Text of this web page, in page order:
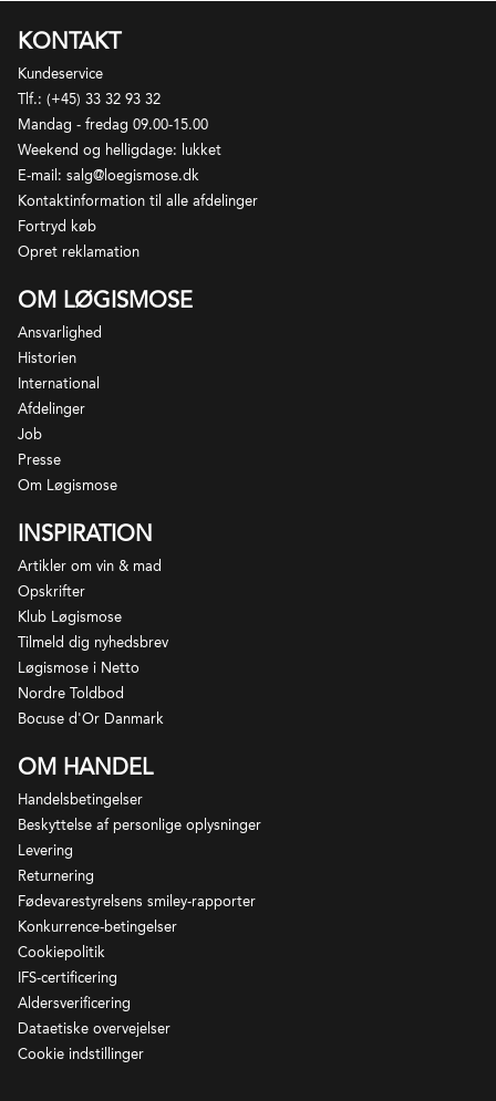
KONTAKT
Kundeservice
Tlf.: (+45) 33 32 93 32
Mandag - fredag 09.00-15.00
Weekend og helligdage: lukket
E-mail: salg@loegismose.dk
Kontaktinformation til alle afdelinger
Fortryd køb
Opret reklamation
OM LØGISMOSE
Ansvarlighed
Historien
International
Afdelinger
Job
Presse
Om Løgismose
INSPIRATION
Artikler om vin & mad
Opskrifter
Klub Løgismose
Tilmeld dig nyhedsbrev
Løgismose i Netto
Nordre Toldbod
Bocuse d'Or Danmark
OM HANDEL
Handelsbetingelser
Beskyttelse af personlige oplysninger
Levering
Returnering
Fødevarestyrelsens smiley-rapporter
Konkurrence-betingelser
Cookiepolitik
IFS-certificering
Aldersverificering
Dataetiske overvejelser
Cookie indstillinger